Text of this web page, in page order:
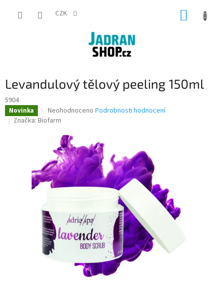
CZK
Levandulový tělový peeling 150ml
5904
Novinka
Průměrné
hodnocení
0,0
z
5
hvězdiček.
Neohodnoceno Podrobnosti hodnocení
Značka: Biofarm